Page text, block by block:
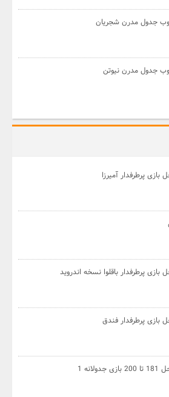
جدول مدرن شجریان
جدول مدرن نیوتن
پرطرفدار آمیرزا
پرطرفدار باقلوا نسخه اندروید
بازی پرطرفدار فندق
1